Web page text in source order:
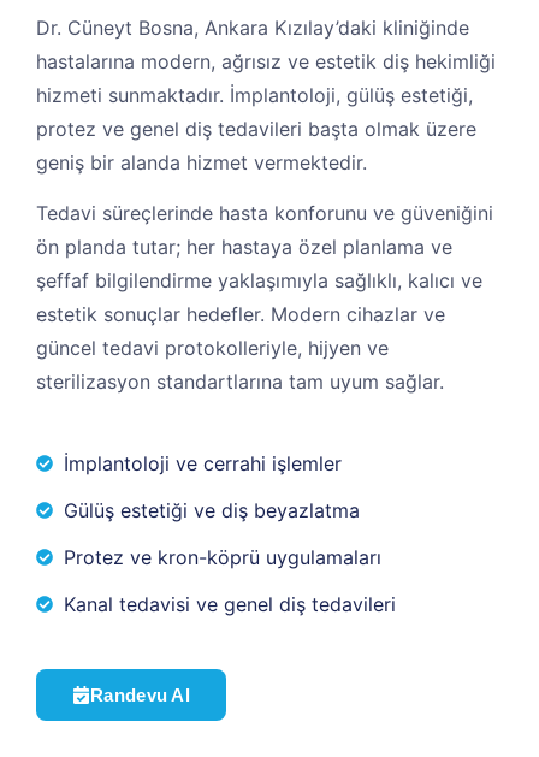
Dr. Cüneyt Bosna, Ankara Kızılay’daki kliniğinde
hastalarına modern, ağrısız ve estetik diş hekimliği
hizmeti sunmaktadır. İmplantoloji, gülüş estetiği,
protez ve genel diş tedavileri başta olmak üzere
geniş bir alanda hizmet vermektedir.
Tedavi süreçlerinde hasta konforunu ve güveniğini
ön planda tutar; her hastaya özel planlama ve
şeffaf bilgilendirme yaklaşımıyla sağlıklı, kalıcı ve
estetik sonuçlar hedefler. Modern cihazlar ve
güncel tedavi protokolleriyle, hijyen ve
sterilizasyon standartlarına tam uyum sağlar.
İmplantoloji ve cerrahi işlemler
Gülüş estetiği ve diş beyazlatma
Protez ve kron-köprü uygulamaları
Kanal tedavisi ve genel diş tedavileri
Randevu Al